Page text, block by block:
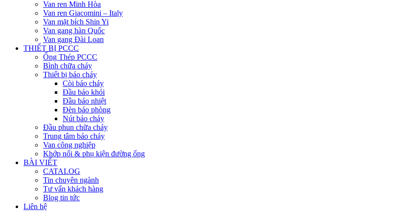
Van ren Minh Hòa
Van ren Giacomini – Italy
Van mặt bích Shin Yi
Van gang hàn Quốc
Van gang Đài Loan
THIẾT BỊ PCCC
Ống Thép PCCC
Bình chữa cháy
Thiết bị báo cháy
Còi báo cháy
Đầu báo khói
Đầu báo nhiệt
Đèn báo phòng
Nút báo cháy
Đầu phun chữa cháy
Trung tâm báo cháy
Van công nghiệp
Khớp nối & phụ kiện đường ống
BÀI VIẾT
CATALOG
Tin chuyên ngành
Tư vấn khách hàng
Blog tin tức
Liên hệ